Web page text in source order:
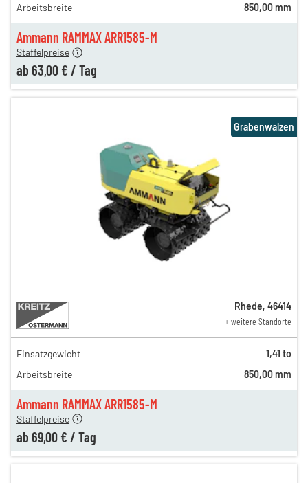
Ammann RAMMAX ARR1585-M
86,00 €
Staffelpreise
ab 63,00 € / Tag
Arbeitsbreite
850,00 mm
Ammann RAMMAX ARR1585-M
110,00 €
99,00 €
Staffelpreise
ab 69,00 € / Tag
Grabenwalzen
Rhede, 46414
+ weitere Standorte
Einsatzgewicht
1,41 to
Arbeitsbreite
850,00 mm